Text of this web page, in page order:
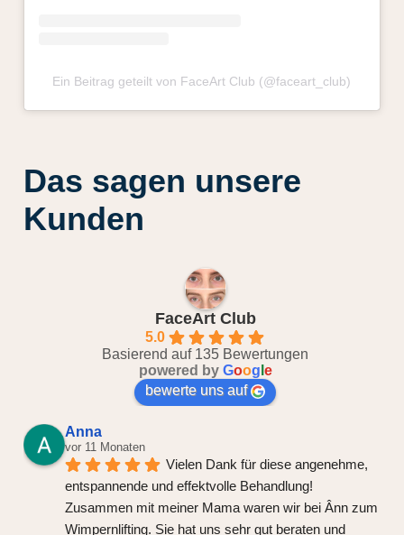
Ein Beitrag geteilt von FaceArt Club (@faceart_club)
Das sagen unsere
Kunden
FaceArt Club
5.0
Basierend auf 135 Bewertungen
powered by Goog e
bewerte uns auf
Anna
vor 11 Monaten
Vielen Dank für diese angenehme,
entspannende und effektvolle Behandlung!
Zusammen mit meiner Mama waren wir bei Ânn zum
Wimpernlifting. Sie hat uns sehr gut beraten und